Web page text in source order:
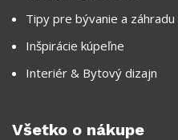
Tipy pre bývanie a záhradu
Inšpirácie kúpeľne
Interiér & Bytový dizajn
Všetko o nákupe